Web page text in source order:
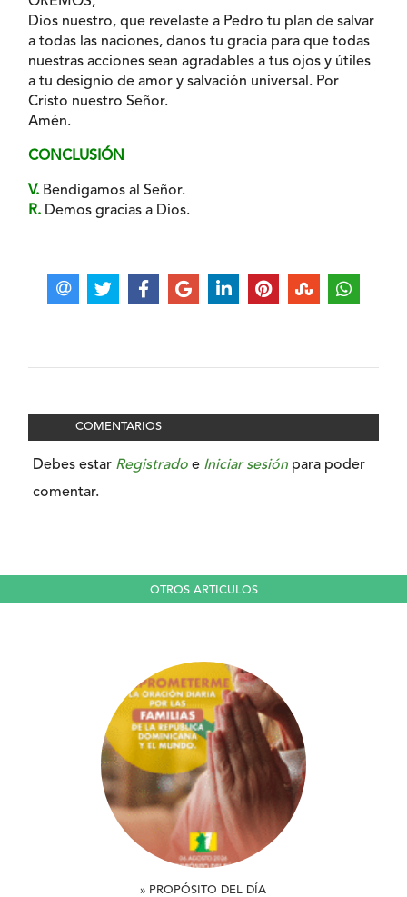
Dios nuestro, que revelaste a Pedro tu plan de salvar
a todas las naciones, danos tu gracia para que todas
nuestras acciones sean agradables a tus ojos y útiles
a tu designio de amor y salvación universal. Por
Cristo nuestro Señor.
Amén.
CONCLUSIÓN
V. Bendigamos al Señor.
R. Demos gracias a Dios.
COMENTARIOS
Debes estar Registrado e Iniciar sesión para poder
comentar.
OTROS ARTICULOS
» PROPÓSITO DEL DÍA